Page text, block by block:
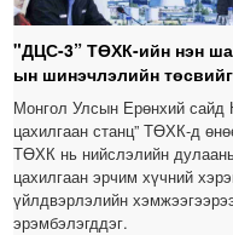
"ДЦС-3” ТӨХК-ийн нэн
ын шинэчлэлийн
Монгол Улсын Ерөнхий сайд
цахилгаан станц” ТӨХК-д
ТӨХК нь нийслэлийн
цахилгаан эрчим хүчний
үйлдвэрлэлийн
эрэмбэлэгддэг.